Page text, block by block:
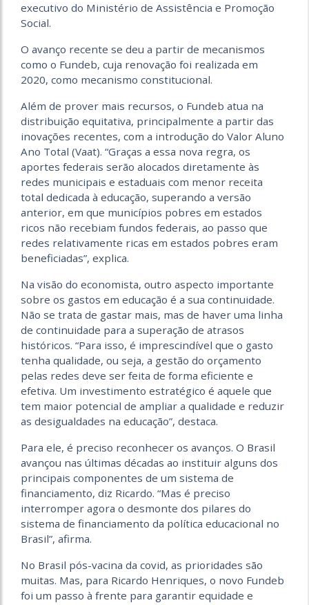
executivo do Ministério de Assistência e Promoção
Social.
O avanço recente se deu a partir de mecanismos
como o Fundeb, cuja renovação foi realizada em
2020, como mecanismo constitucional.
Além de prover mais recursos, o Fundeb atua na
distribuição equitativa, principalmente a partir das
inovações recentes, com a introdução do Valor Aluno
Ano Total (Vaat). “Graças a essa nova regra, os
aportes federais serão alocados diretamente às
redes municipais e estaduais com menor receita
total dedicada à educação, superando a versão
anterior, em que municípios pobres em estados
ricos não recebiam fundos federais, ao passo que
redes relativamente ricas em estados pobres eram
beneficiadas”, explica.
Na visão do economista, outro aspecto importante
sobre os gastos em educação é a sua continuidade.
Não se trata de gastar mais, mas de haver uma linha
de continuidade para a superação de atrasos
históricos. “Para isso, é imprescindível que o gasto
tenha qualidade, ou seja, a gestão do orçamento
pelas redes deve ser feita de forma eficiente e
efetiva. Um investimento estratégico é aquele que
tem maior potencial de ampliar a qualidade e reduzir
as desigualdades na educação”, destaca.
Para ele, é preciso reconhecer os avanços. O Brasil
avançou nas últimas décadas ao instituir alguns dos
principais componentes de um sistema de
financiamento, diz Ricardo. “Mas é preciso
interromper agora o desmonte dos pilares do
sistema de financiamento da política educacional no
Brasil”, afirma.
No Brasil pós-vacina da covid, as prioridades são
muitas. Mas, para Ricardo Henriques, o novo Fundeb
foi um passo à frente para garantir equidade e